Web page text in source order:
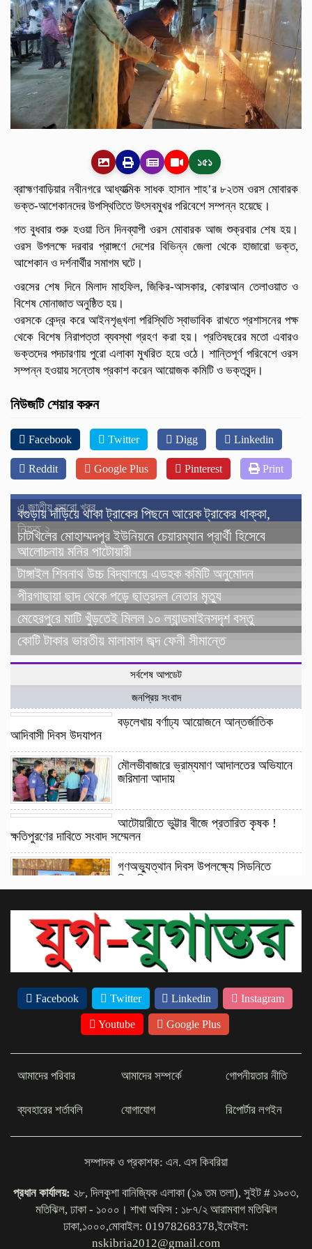
১৫১
ব্রাহ্মণবাড়িয়ার নবীনগরে আধ্যাত্মিক সাধক হাসান শাহ’র ৮২তম ওরস মোবারক
ভক্ত-আশেকানদের উপস্থিতিতে উৎসবমুখর পরিবেশে সম্পন্ন হয়েছে।
গত বুধবার শুরু হওয়া তিন দিনব্যাপী ওরস মোবারক আজ শুক্রবার শেষ হয়।
ওরস উপলক্ষে দরবার প্রাঙ্গণে দেশের বিভিন্ন জেলা থেকে হাজারো ভক্ত,
আশেকান ও দর্শনার্থীর সমাগম ঘটে।
ওরসের শেষ দিনে মিলাদ মাহফিল, জিকির-আসকার, কোরআন তেলাওয়াত ও
বিশেষ মোনাজাত অনুষ্ঠিত হয়।
ওরসকে কেন্দ্র করে আইনশৃঙ্খলা পরিস্থিতি স্বাভাবিক রাখতে প্রশাসনের পক্ষ
থেকে বিশেষ নিরাপত্তা ব্যবস্থা গ্রহণ করা হয়। প্রতিবছরের মতো এবারও
ভক্তদের পদচারণায় পুরো এলাকা মুখরিত হয়ে ওঠে। শান্তিপূর্ণ পরিবেশে ওরস
সম্পন্ন হওয়ায় সন্তোষ প্রকাশ করেন আয়োজক কমিটি ও ভক্তবৃন্দ।
নিউজটি শেয়ার করুন
Facebook Twitter Digg Linkedin
Reddit Google Plus Pinterest Print
এ জাতীয় আরো খবর..
বগুড়ায় দাঁড়িয়ে থাকা ট্রাকের পিছনে আরেক ট্রাকের ধাক্কা,
নিহত ২
চাটখিলের মোহাম্মদপুর ইউনিয়নে চেয়ারম্যান প্রার্থী হিসেবে
আলোচনায় মনির পাটোয়ারী
টাঙ্গাইল শিবনাথ উচ্চ বিদ্যালয়ে এডহক কমিটি অনুমোদন
পীরগাছায়া ছাদ থেকে পড়ে ছাত্রদল নেতার মৃত্যু
মেহেরপুরে মাটি খুঁড়তেই মিলল ১০ ল্যান্ডমাইনসদৃশ বস্তু
কোটি টাকার ভারতীয় মালামাল জব্দ ফেনী সীমান্তে
সর্বশেষ আপডেট
জনপ্রিয় সংবাদ
বড়লেখায় বর্ণাঢ্য আয়োজনে আন্তর্জাতিক
আদিবাসী দিবস উদযাপন
মৌলভীবাজারে ভ্রাম্যমাণ আদালতের অভিযানে
জরিমানা আদায়
আটোয়ারীতে ভুট্টার বীজে প্রতারিত কৃষক !
ক্ষতিপুরণের দাবিতে সংবাদ সম্মেলন
গণঅভ্যুত্থান দিবস উপলক্ষ্যে সিডনিতে
বিএনপির আলোচনা সভা
জামালপুরে সড়কে দাঁড়িয়ে থাকা ট্রাকে
প্রাইভেটকারের ধাক্কা, সহকারী জজ নিহত
সৌদি আরবে কারখানায় অগ্নিকাণ্ডে ১৬
বাংলাদেশি নিহত, ১৩ জনই নওগাঁর
হরমুজ খুললে পরমাণু ইস্যুতে ইরানকে ছাড় দিতে
প্রস্তুত ট্রাম্প
এসএসসি ও সমমানের ফল প্রকাশ, পাসের হার
৬২.২৫
ঠাকুরগাঁওয়ে মেয়াদোত্তীর্ণ ফিড বিক্রির
Facebook Twitter Linkedin Instagram
Youtube Google Plus
আমাদের পরিবার আমাদের সম্পর্কে গোপনীয়তার নীতি
ব্যবহারের শর্তাবলি যোগাযোগ রিপোর্টার লগইন
সম্পাদক ও প্রকাশক: এন. এস কিবরিয়া
প্রধান কার্যালয়: ২৮, দিলকুশা বানিজ্যিক এলাকা (১৯ তম তলা), সুইট # ১৯০৩,
মতিঝিল, ঢাকা - ১০০০। শাখা অফিস : ১৮৭/২ আরামবাগ মতিঝিল
ঢাকা,১০০০,মোবাইল: 01978268378,ইমেইল:
nskibria2012@gmail.com